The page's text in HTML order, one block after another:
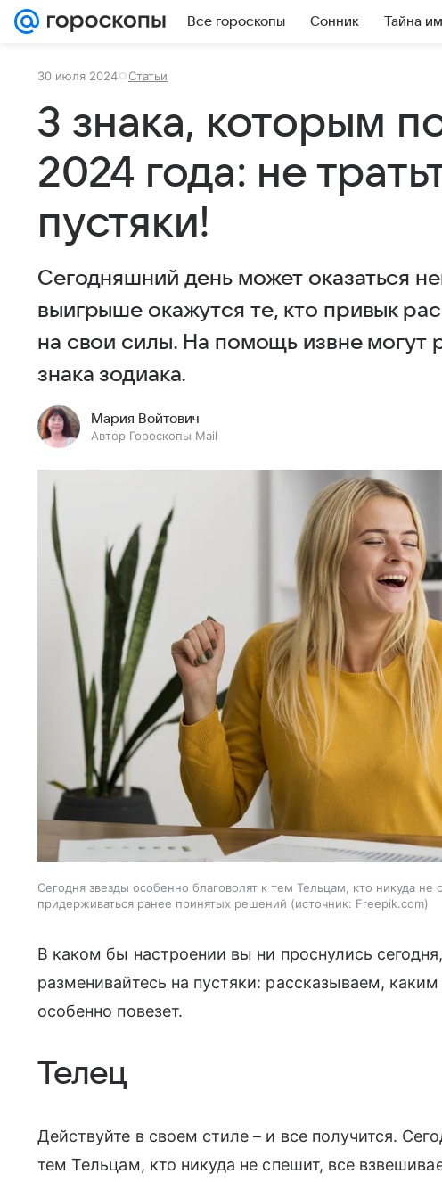
Все гороскопы Сонник Тайна
30 июля 2024 Статьи
3 знака, которым
2024 года: не
пустяки!
Сегодняшний день может оказаться
выигрыше окажутся те, кто привык
на свои силы. На помощь извне могут
знака зодиака.
Мария Войтович
Автор Гороскопы Mail
Сегодня звезды особенно благоволят к тем Тельцам, кто никуда не
придерживаться ранее принятых решений
источник: Freepik.com
В каком бы настроении вы ни проснулись
разменивайтесь на пустяки: рассказываем,
особенно повезет.
Телец
Действуйте в своем стиле – и все получится.
тем Тельцам, кто никуда не спешит, все